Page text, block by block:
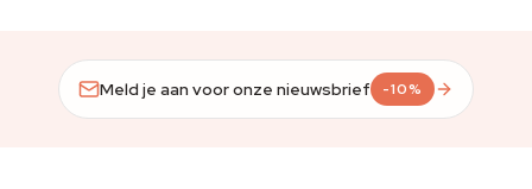
Meld je aan voor onze nieuwsbrief -10%